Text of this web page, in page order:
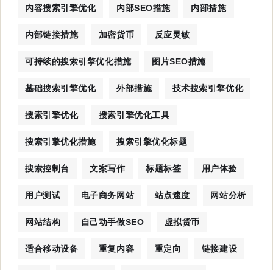
内容搜索引擎优化 内部SEO措施 内部措施
内部链接措施 加密货币 反应灵敏
可持续的搜索引擎优化措施 图片SEO措施
基础搜索引擎优化 外部措施 技术搜索引擎优化
搜索引擎优化 搜索引擎优化工具
搜索引擎优化措施 搜索引擎优化标题
搜索控制台 文案写作 标题标签 用户体验
用户测试 电子商务网站 站点速度 网站分析
网站结构 自己动手做SEO 虚拟货币
适合移动设备 重复内容 重定向 链接建设